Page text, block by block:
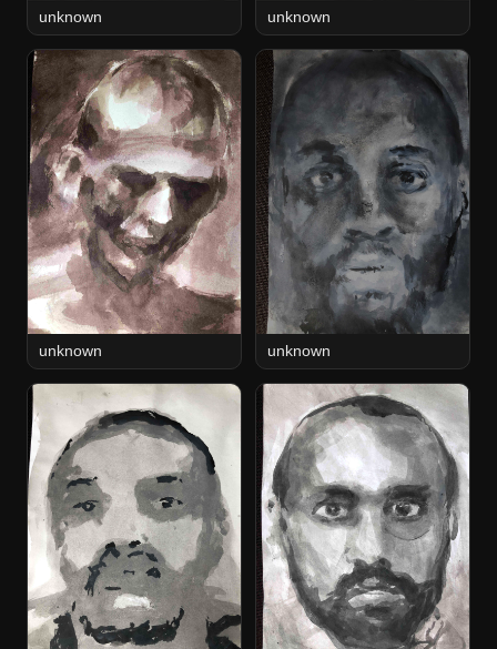
unknown unknown
unknown unknown